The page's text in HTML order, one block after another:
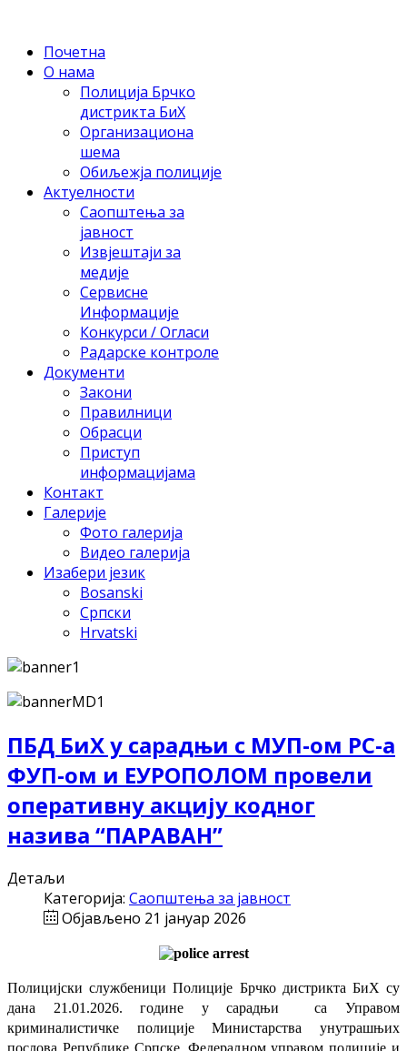
Почетна
О нама
Полиција Брчко
дистрикта БиХ
Организациона
шема
Обиљежја полиције
Актуелности
Саопштења за
јавност
Извјештаји за
медије
Сервисне
Информације
Конкурси / Огласи
Радарске контроле
Документи
Закони
Правилници
Обрасци
Приступ
информацијама
Контакт
Галерије
Фото галерија
Видео галерија
Изабери језик
Bosanski
Српски
Hrvatski
ПБД БиХ у сарадњи с МУП-ом РС-а
ФУП-ом и ЕУРОПОЛОМ провели
оперативну акцију кодног
назива “ПАРАВАН”
Детаљи
Категорија: Саопштења за јавност
Објављено 21 јануар 2026
Полицијски службеници Полиције Брчко дистрикта БиХ су
дана 21.01.2026. године у сарадњиса Управом
криминалистичке полиције Министарства унутрашњих
послова Републике Српске, Федералном управом полиције и